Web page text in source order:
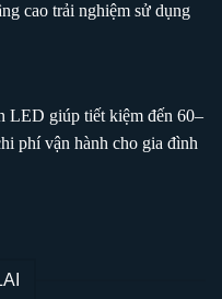
cao trải nghiệm sử dụng
LED giúp tiết kiệm đến 60–
phí vận hành cho gia đình